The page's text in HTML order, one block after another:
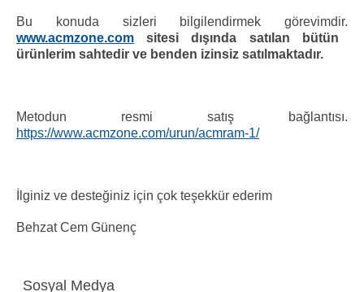
Bu konuda sizleri bilgilendirmek görevimdir.
www.acmzone.com sitesi dışında satılan bütün
ürünlerim sahtedir ve benden izinsiz satılmaktadır.
Metodun resmi satış bağlantısı.
https://www.acmzone.com/urun/acmram-1/
İlginiz ve desteğiniz için çok teşekkür ederim
Behzat Cem Günenç
Sosyal Medya